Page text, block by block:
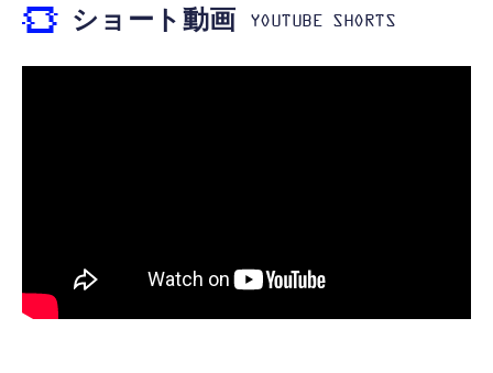
寝ホン 睡眠用イヤホン 寝ながら 痛くない 超
【ペットロボット 】lopeto AI robot チャー
ジングベース付き ロペット 充電ベース付き
ショート動画